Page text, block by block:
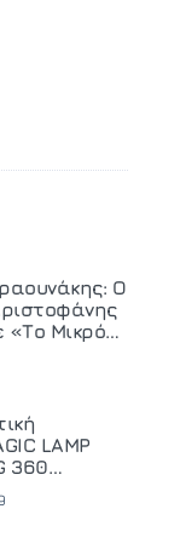
Ο
«Το Μικρό
LAMP
360